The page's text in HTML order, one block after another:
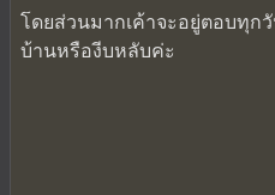
โดยส่วนมากเค้าจะอยู่ตอบทุ
บ้านหรืองีบหลับค่ะ